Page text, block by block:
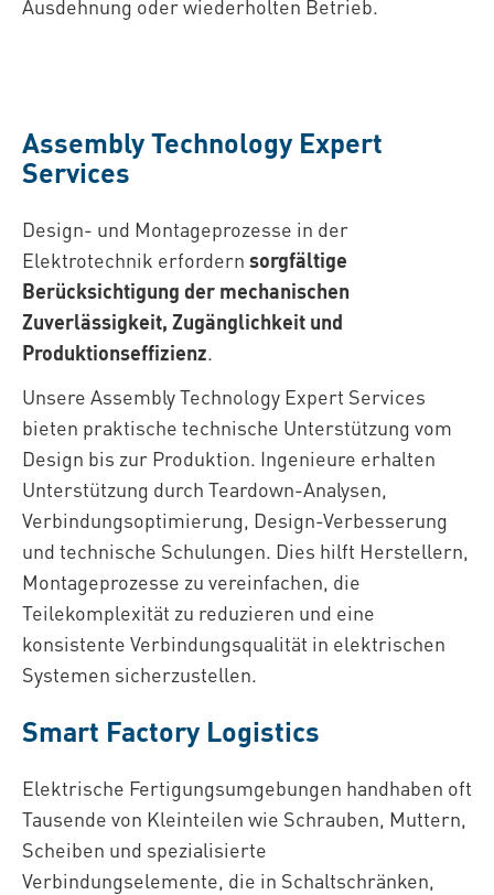
Ausdehnung oder wiederholten Betrieb.
Assembly Technology Expert
Services
Design- und Montageprozesse in der
Elektrotechnik erfordern sorgfältige
Berücksichtigung der mechanischen
Zuverlässigkeit, Zugänglichkeit und
Produktionseffizienz.
Unsere Assembly Technology Expert Services
bieten praktische technische Unterstützung vom
Design bis zur Produktion. Ingenieure erhalten
Unterstützung durch Teardown-Analysen,
Verbindungsoptimierung, Design-Verbesserung
und technische Schulungen. Dies hilft Herstellern,
Montageprozesse zu vereinfachen, die
Teilekomplexität zu reduzieren und eine
konsistente Verbindungsqualität in elektrischen
Systemen sicherzustellen.
Smart Factory Logistics
Elektrische Fertigungsumgebungen handhaben oft
Tausende von Kleinteilen wie Schrauben, Muttern,
Scheiben und spezialisierte
Verbindungselemente, die in Schaltschränken,